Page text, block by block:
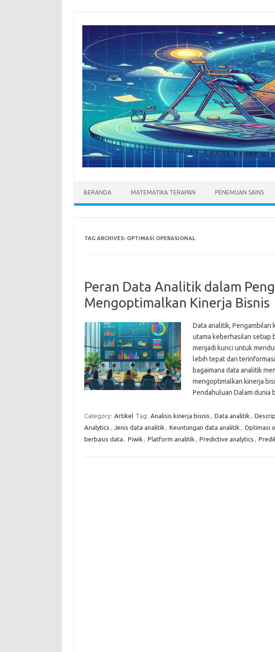
BERANDA MATEMATIKA TERAPAN PENEMUAN SAINS
TAG ARCHIVES: OPTIMASI OPERASIONAL
Peran Data Analitik dalam
Mengoptimalkan Kinerja Bisnis
Data analitik,
utama keberhasilan setiap
menjadi kunci untuk
lebih tepat dan
bagaimana data analitik
mengoptimalkan kinerja
Pendahuluan Dalam
Category: Artikel Tag: Analisis kinerja bisnis , Data analitik ,
Analytics , Jenis data analitik , Keuntungan data analitik , Optimasi
berbasis data , Piwik , Platform analitik , Predictive analytics ,